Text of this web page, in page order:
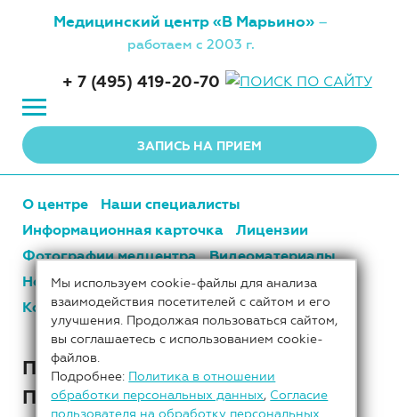
Медицинский центр«В Марьино» –
работаем с 2003 г.
+ 7 (495) 419-20-70
ЗАПИСЬ НА ПРИЕМ
О центре
Наши специалисты
Информационная карточка
Лицензии
Фотографии медцентра
Видеоматериалы
Новости центра
Цены
Наши партнеры
Контакты
ПРЕЙСКУРАНТ НА
ПРОФОСМОТРЫ, МЕДОСМОТРЫ,
Мы используем cookie-файлы для анализа
взаимодействия посетителей с сайтом и его
улучшения. Продолжая пользоваться сайтом,
вы соглашаетесь с использованием cookie-
файлов.
Подробнее: Политика в отношении
обработки персональных данных, Согласие
пользователя на обработку персональных